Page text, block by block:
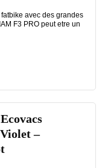
avec des grandes
F3 PRO peut etre un
–